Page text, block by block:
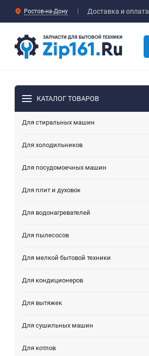
Ростов-на-Дону Доставка и оплата
КАТАЛОГ ТОВАРОВ
Для стиральных машин
Для холодильников
Для посудомоечных машин
Для плит и духовок
Для водонагревателей
Для пылесосов
Для мелкой бытовой техники
Для кондиционеров
Для вытяжек
Для сушильных машин
Для котлов